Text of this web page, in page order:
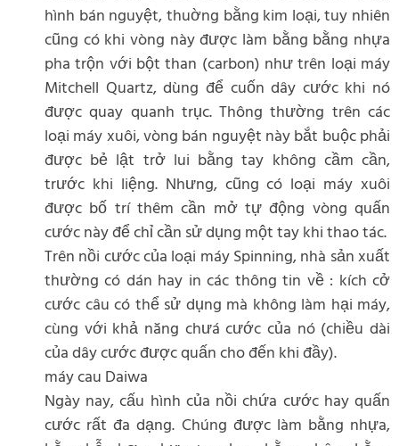
hình bán nguyệt, thuờng bằng kim loại, tuy nhiên
cũng có khi vòng này được làm bằng bằng nhựa
pha trộn với bột than (carbon) như trên loại máy
Mitchell Quartz, dùng để cuốn dây cước khi nó
được quay quanh trục. Thông thường trên các
loại máy xuôi, vòng bán nguyệt này bắt buộc phải
được bẻ lật trở lui bằng tay không cầm cần,
trước khi liệng. Nhưng, cũng có loại máy xuôi
được bố trí thêm cần mở tự động vòng quấn
cước này để chỉ cần sử dụng một tay khi thao tác.
Trên nồi cước của loại máy Spinning, nhà sản xuất
thường có dán hay in các thông tin về : kích cở
cước câu có thể sử dụng mà không làm hại máy,
cùng với khả năng chưá cước của nó (chiều dài
của dây cước được quấn cho đến khi đầy).
máy cau Daiwa
Ngày nay, cấu hình của nồi chứa cước hay quấn
cước rất đa dạng. Chúng được làm bằng nhựa,